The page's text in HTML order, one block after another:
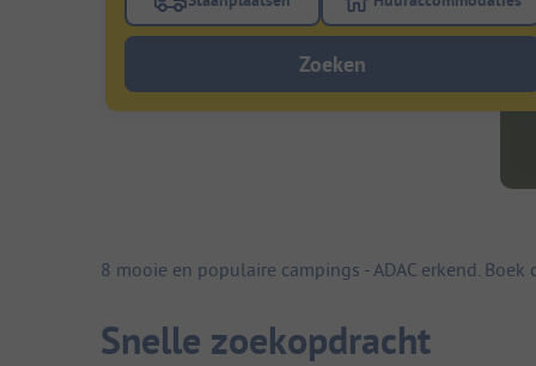
Gebruik de filterknop staanplaatsen om te
Gebruik de
Zoeken
8 mooie en populaire campings - ADAC erkend.
Snelle zoekopdracht